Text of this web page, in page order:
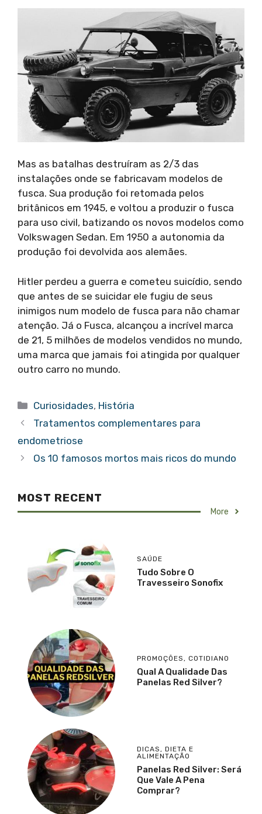
Mas as batalhas destruíram as 2/3 das
instalações onde se fabricavam modelos de
fusca. Sua produção foi retomada pelos
britânicos em 1945, e voltou a produzir o fusca
para uso civil, batizando os novos modelos como
Volkswagen Sedan. Em 1950 a autonomia da
produção foi devolvida aos alemães.
Hitler perdeu a guerra e cometeu suicídio, sendo
que antes de se suicidar ele fugiu de seus
inimigos num modelo de fusca para não chamar
atenção. Já o Fusca, alcançou a incrível marca
de 21, 5 milhões de modelos vendidos no mundo,
uma marca que jamais foi atingida por qualquer
outro carro no mundo.
Categorias
Curiosidades, História
Tratamentos complementares para
endometriose
Os 10 famosos mortos mais ricos do mundo
MOST RECENT
More
SAÚDE
Tudo Sobre O
Travesseiro Sonofix
PROMOÇÕES, COTIDIANO
Qual A Qualidade Das
Panelas Red Silver?
DICAS, DIETA E
ALIMENTAÇÃO
Panelas Red Silver: Será
Que Vale A Pena
Comprar?